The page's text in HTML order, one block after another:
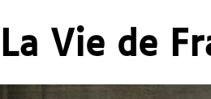
La Vie de